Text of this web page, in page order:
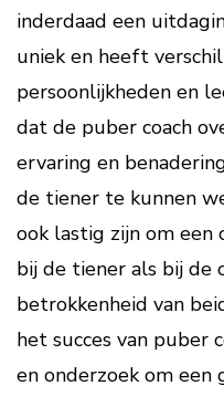
inderdaad een
uniek en heeft
persoonlijkheden en
dat de puber coach
ervaring en
de tiener te kunnen
ook lastig zijn om een
bij de tiener als bij de
betrokkenheid van
het succes van puber
en onderzoek om een